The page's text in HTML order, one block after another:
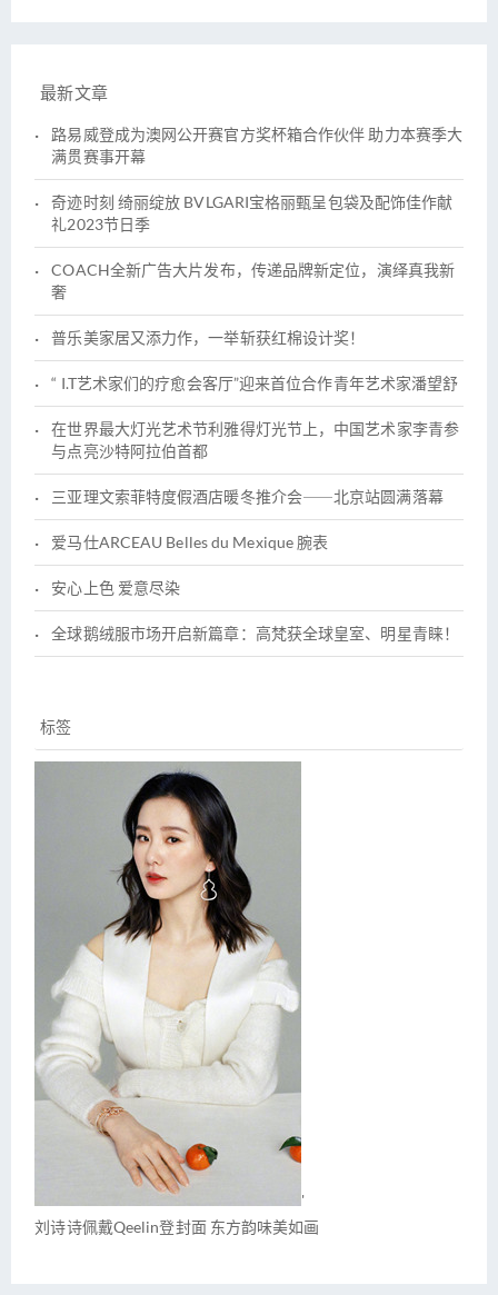
最新文章
路易威登成为澳网公开赛官方奖杯箱合作伙伴 助力本赛季大
满贯赛事开幕
奇迹时刻 绮丽绽放 BVLGARI宝格丽甄呈包袋及配饰佳作献
礼2023节日季
COACH全新广告大片发布，传递品牌新定位，演绎真我新
奢
普乐美家居又添力作，一举斩获红棉设计奖！
“ I.T艺术家们的疗愈会客厅”迎来首位合作青年艺术家潘望舒
在世界最大灯光艺术节利雅得灯光节上，中国艺术家李青参
与点亮沙特阿拉伯首都
三亚理文索菲特度假酒店暖冬推介会――北京站圆满落幕
爱马仕ARCEAU Belles du Mexique 腕表
安心上色 爱意尽染
全球鹅绒服市场开启新篇章：高梵获全球皇室、明星青睐！
标签
'
刘诗诗佩戴Qeelin登封面 东方韵味美如画